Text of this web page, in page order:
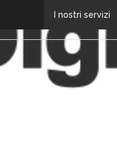
I nostri servizi